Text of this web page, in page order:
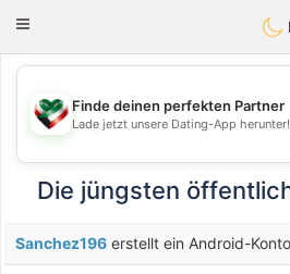
Kuwait
Toggle
💖
💕
Finde deinen perfekten Partner
Lade jetzt unsere Dating-App herunter!
Die jüngsten
Sanchez196 erstellt ein Android-Konto